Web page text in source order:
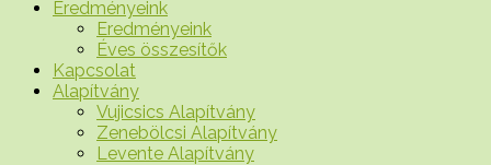
Eredményeink
Eredményeink
Éves összesítők
Kapcsolat
Alapítvány
Vujicsics Alapítvány
Zenebölcsi Alapítvány
Levente Alapítvány